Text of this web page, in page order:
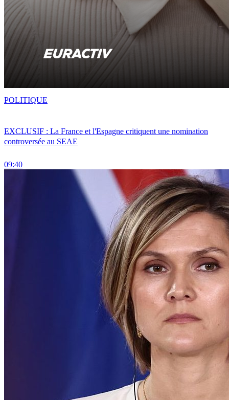
EXCLUSIF : La France et l'Espagne critiquent une nomination
controversée au SEAE
09:40
POLITIQUE